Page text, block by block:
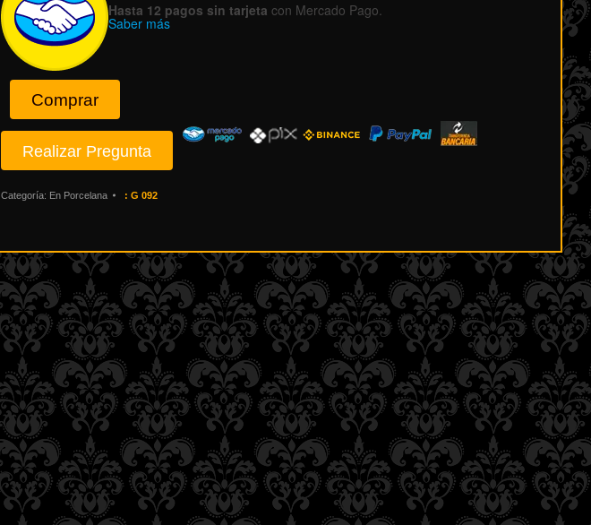
Hasta 12 pagos sin tarjeta con Mercado Pago.
Saber más
Comprar
Categoría: En Porcelana : G 092